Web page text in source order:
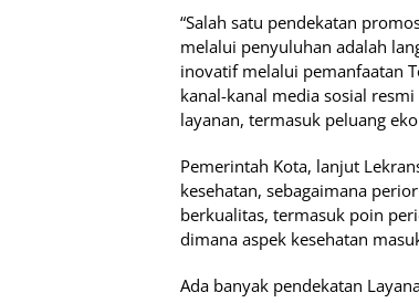
“Salah satu pendekatan
melalui penyuluhan adalah
inovatif melalui pemanfaatan
kanal-kanal media sosial
layanan, termasuk peluang
Pemerintah Kota, lanjut
kesehatan, sebagaimana
berkualitas, termasuk poin
dimana aspek kesehatan
Ada banyak pendekatan